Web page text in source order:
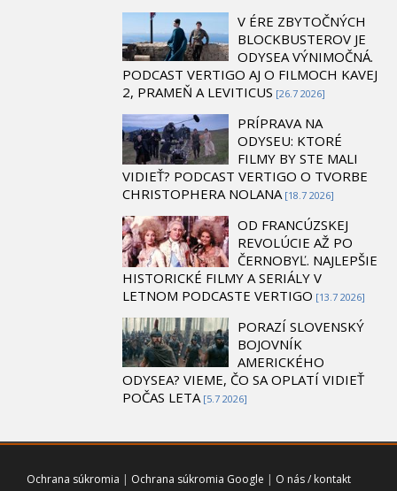
V ÉRE ZBYTOČNÝCH
BLOCKBUSTEROV JE
ODYSEA VÝNIMOČNÁ.
PODCAST VERTIGO AJ O FILMOCH KAVEJ
2, PRAMEŇ A LEVITICUS [26.7 2026]
PRÍPRAVA NA
ODYSEU: KTORÉ
FILMY BY STE MALI
VIDIEŤ? PODCAST VERTIGO O TVORBE
CHRISTOPHERA NOLANA [18.7 2026]
OD FRANCÚZSKEJ
REVOLÚCIE AŽ PO
ČERNOBYĽ. NAJLEPŠIE
HISTORICKÉ FILMY A SERIÁLY V
LETNOM PODCASTE VERTIGO [13.7 2026]
PORAZÍ SLOVENSKÝ
BOJOVNÍK
AMERICKÉHO
ODYSEA? VIEME, ČO SA OPLATÍ VIDIEŤ
POČAS LETA [5.7 2026]
Ochrana súkromia | Ochrana súkromia Google | O nás / kontakt